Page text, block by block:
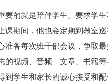
的就是陪伴学生。要求学
期间，他也会定期到教室
备每次班干部会议，争取
视频、音频、文章、书籍
学生和家长的诚心接受和